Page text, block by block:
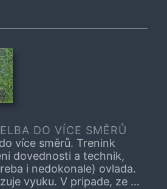
prosim, nejprve
DO VÍCE SMĚRŮ
více směrů. Trenink
dovednosti a technik,
i nedokonale) ovlada.
vyuku. V pripade, ze je